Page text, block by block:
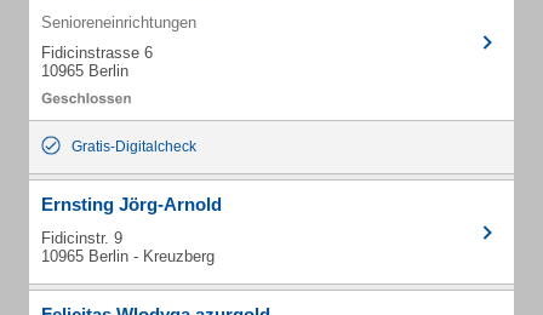
Senioreneinrichtungen
Fidicinstrasse 6
10965 Berlin
Gratis-Digitalcheck
Ernsting Jörg-Arnold
Fidicinstr. 9
10965 Berlin - Kreuzberg